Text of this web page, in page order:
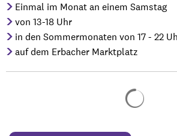
Einmal im Monat an einem Samstag
von 13-18 Uhr
in den Sommermonaten von 17 - 22
auf dem Erbacher Marktplatz